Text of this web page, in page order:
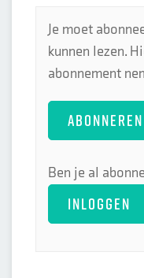
Je moet
kunnen lezen.
abonnement
ABONNEREN
Ben je al
INLOGGEN